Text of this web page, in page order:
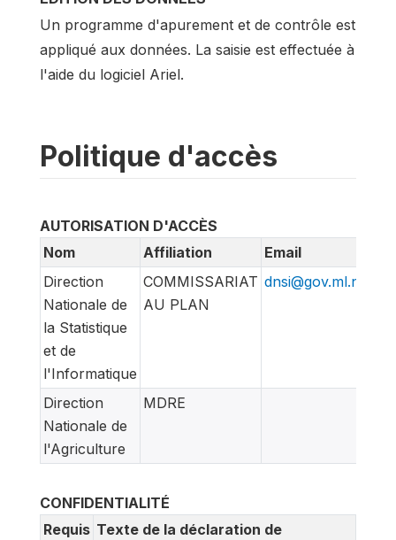
Un programme d'apurement et de contrôle est
appliqué aux données. La saisie est effectuée à
l'aide du logiciel Ariel.
Politique d'accès
AUTORISATION D'ACCÈS
Nom
Affiliation
Email
Direction
Nationale de
la Statistique
et de
l'Informatique
COMMISSARIAT
AU PLAN
dnsi@gov.ml.net
Direction
Nationale de
l'Agriculture
MDRE
CONFIDENTIALITÉ
Requis Texte de la déclaration de